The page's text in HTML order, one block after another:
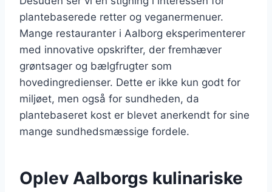
plantebaserede retter og veganermenuer.
Mange restauranter i Aalborg eksperimenterer
med innovative opskrifter, der fremhæver
grøntsager og bælgfrugter som
hovedingredienser. Dette er ikke kun godt for
miljøet, men også for sundheden, da
plantebaseret kost er blevet anerkendt for sine
mange sundhedsmæssige fordele.
Oplev Aalborgs kulinariske